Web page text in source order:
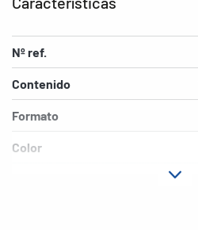
Nº ref.
Contenido
Formato
Color